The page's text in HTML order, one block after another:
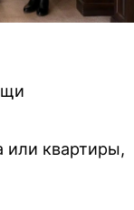
или квартиры,